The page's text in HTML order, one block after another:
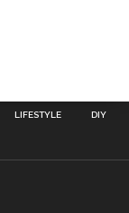
LIFESTYLE DIY